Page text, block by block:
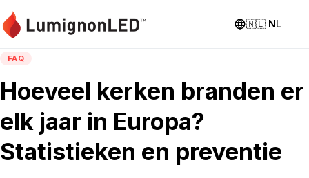
🇳🇱 NL
FAQ
Hoeveel kerken branden er
elk jaar in Europa?
Statistieken en preventie